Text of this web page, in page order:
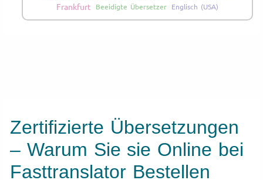
Frankfurt
Beeidigte Übersetzer Englisch (USA)
Zertifizierte Übersetzungen
– Warum Sie sie Online bei
Fasttranslator Bestellen